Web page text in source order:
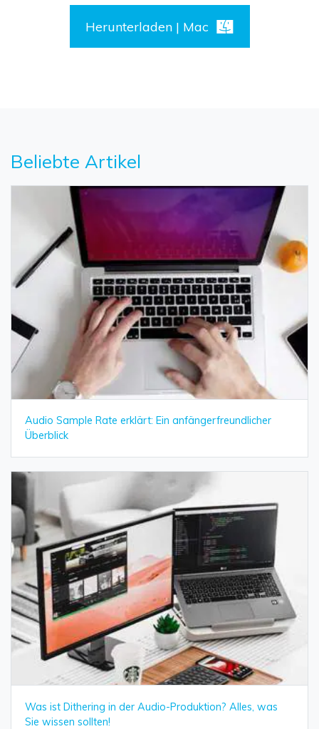
Herunterladen | Mac
Beliebte Artikel
Audio Sample Rate erklärt: Ein anfängerfreundlicher
Überblick
Was ist Dithering in der Audio-Produktion? Alles, was
Sie wissen sollten!